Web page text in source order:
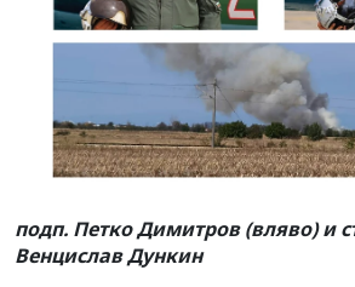
подп. Петко Димитров (вляво) и
Венцислав Дункин